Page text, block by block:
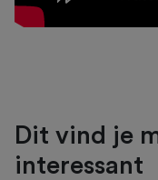
Dit vind je
interessant